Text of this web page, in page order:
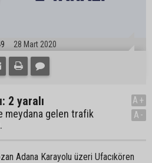
28 Mart 2020
2 yaralı
meydana gelen trafik
A+
A-
Adana Karayolu üzeri Ufacıkören